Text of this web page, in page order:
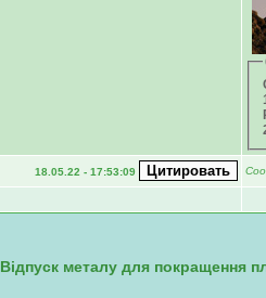
18.05.22 - 17:53:09
Відпуск металу для покращення